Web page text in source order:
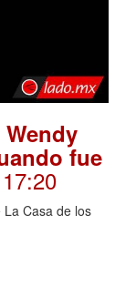
fue
Casa de los